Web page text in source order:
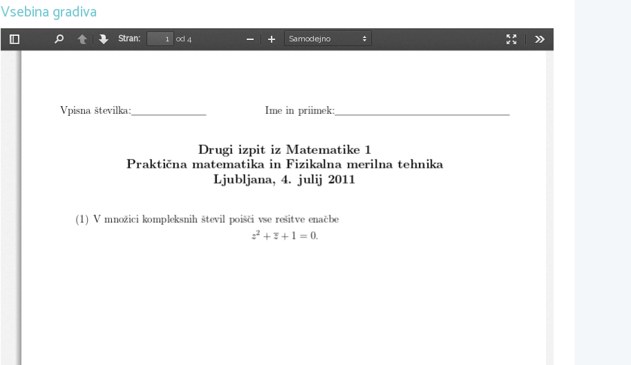
Vsebina gradiva
Preklopi
NazajNaprej
Stran:
od 4
Način
PomanjšajPovečaj
Vpisna ˇstevilka: Ime in priimek:
Drugi izpit iz Matematike 1
Praktiˇcna matematika in Fizikalna merilna tehnika
Ljubljana, 4. julij 2011
(1) V mnoˇzici kompleksnih ˇstevil poiˇsˇci vse reˇsitve enaˇcbe
z2 + z + 1 = 0.